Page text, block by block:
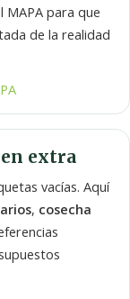
MAPA para que
de la realidad
extra
vacías. Aquí
, cosecha